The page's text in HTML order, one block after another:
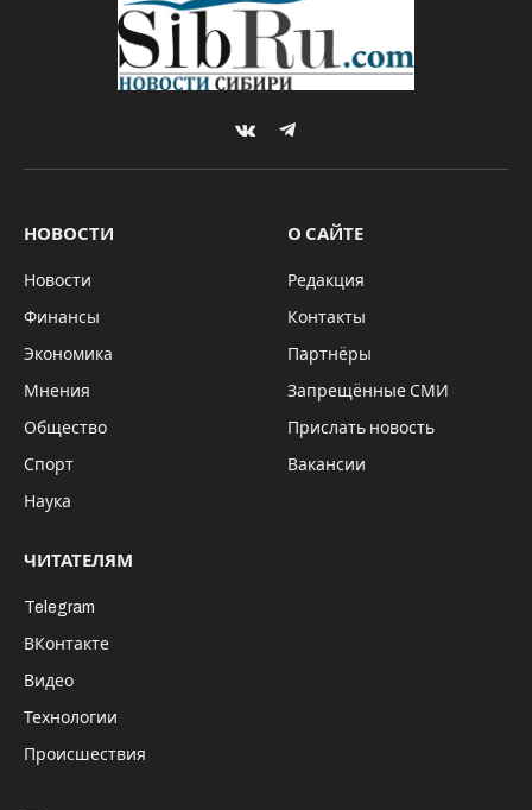
VKontakteTelegram
НОВОСТИ
Новости
Финансы
Экономика
Мнения
Общество
Спорт
Наука
О САЙТЕ
Редакция
Контакты
Партнёры
Запрещённые СМИ
Прислать новость
Вакансии
ЧИТАТЕЛЯМ
Telegram
ВКонтакте
Видео
Технологии
Происшествия